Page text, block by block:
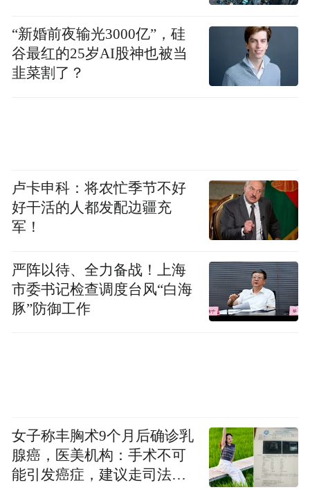
“新婚前夜输光3000亿”，硅
谷最红的25岁AI股神也被当
韭菜割了？
卢卡申科：将农忙季节不好
好干活的人都发配边疆充
军！
严阵以待、全力备战！上海
市委书记检查调度台风“白海
豚”防御工作
女子称丰胸术9个月后确诊乳
腺癌，医美机构：手术不可
能引发癌症，建议走司法途